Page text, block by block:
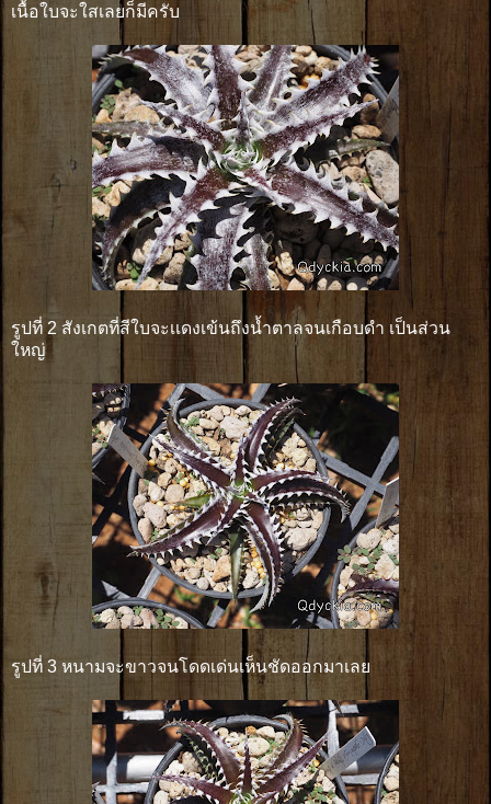
เนื้อใบจะใสเลยก็มีครับ
รูปที่ 2 สังเกตที่สีใบจะเเดงเข้นถึงน้ำตาลจนเกือบดำ เป็นส่วน
ใหญ่
รูปที่ 3 หนามจะขาวจนโดดเด่นเห็นชัดออกมาเลย